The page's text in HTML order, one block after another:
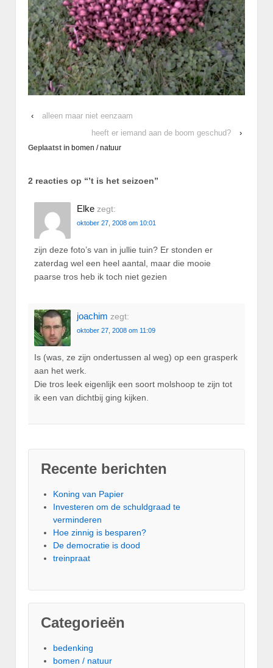
‹
alleen maar niet eenzaam
heeft er iemand aan de boom geschud?
›
Geplaatst in bomen / natuur
2 reacties op “’t is het seizoen”
Elke zegt:
oktober 27, 2008 om 10:01
zijn deze foto’s van in jullie tuin? Er stonden er
zaterdag wel een heel aantal, maar die mooie
paarse tros heb ik toch niet gezien
joachim zegt:
oktober 27, 2008 om 11:09
Is (was, ze zijn ondertussen al weg) op een grasperk
aan het werk.
Die tros leek eigenlijk een soort molshoop te zijn tot
ik een van dichtbij ging kijken.
Recente berichten
Koning van Papier
Investeren om de schuldgraad te
verminderen
Hoe zinnig is besparen?
De democratie is dood
treinpraat
Categorieën
bedenking
bomen / natuur